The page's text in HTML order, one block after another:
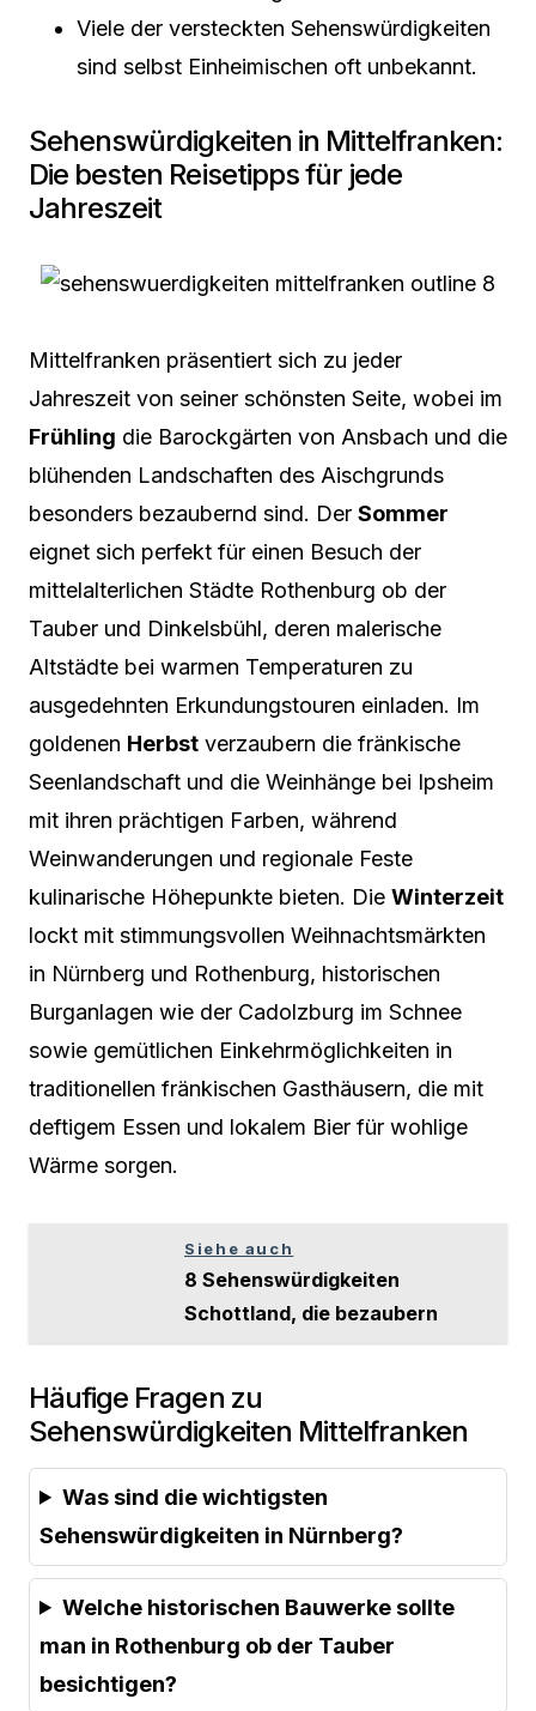
Viele der versteckten Sehenswürdigkeiten
sind selbst Einheimischen oft unbekannt.
Sehenswürdigkeiten in Mittelfranken:
Die besten Reisetipps für jede
Jahreszeit
Mittelfranken präsentiert sich zu jeder
Jahreszeit von seiner schönsten Seite, wobei im
Frühling die Barockgärten von Ansbach und die
blühenden Landschaften des Aischgrunds
besonders bezaubernd sind. Der Sommer
eignet sich perfekt für einen Besuch der
mittelalterlichen Städte Rothenburg ob der
Tauber und Dinkelsbühl, deren malerische
Altstädte bei warmen Temperaturen zu
ausgedehnten Erkundungstouren einladen. Im
goldenen Herbst verzaubern die fränkische
Seenlandschaft und die Weinhänge bei Ipsheim
mit ihren prächtigen Farben, während
Weinwanderungen und regionale Feste
kulinarische Höhepunkte bieten. Die Winterzeit
lockt mit stimmungsvollen Weihnachtsmärkten
in Nürnberg und Rothenburg, historischen
Burganlagen wie der Cadolzburg im Schnee
sowie gemütlichen Einkehrmöglichkeiten in
traditionellen fränkischen Gasthäusern, die mit
deftigem Essen und lokalem Bier für wohlige
Wärme sorgen.
Siehe auch
8 Sehenswürdigkeiten
Schottland, die bezaubern
Häufige Fragen zu
Sehenswürdigkeiten Mittelfranken
Was sind die wichtigsten
Sehenswürdigkeiten in Nürnberg?
Welche historischen Bauwerke sollte
man in Rothenburg ob der Tauber
besichtigen?